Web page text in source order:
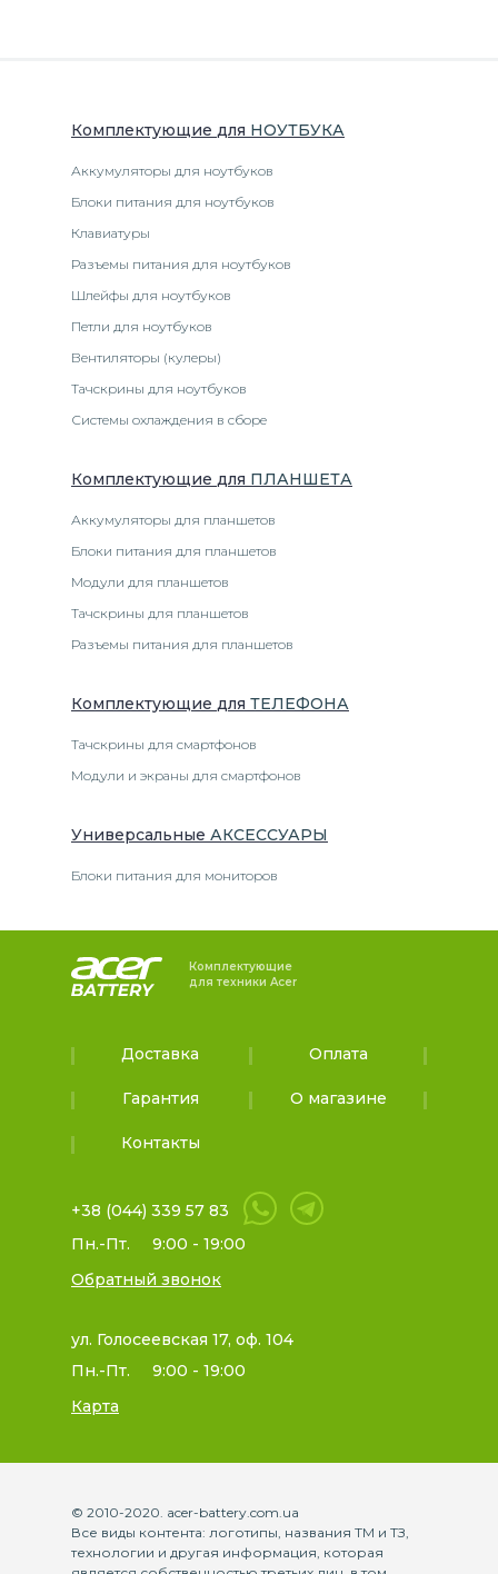
Комплектующие для НОУТБУКА
Аккумуляторы для ноутбуков
Блоки питания для ноутбуков
Клавиатуры
Разъемы питания для ноутбуков
Шлейфы для ноутбуков
Петли для ноутбуков
Вентиляторы (кулеры)
Тачскрины для ноутбуков
Системы охлаждения в сборе
Комплектующие для ПЛАНШЕТА
Аккумуляторы для планшетов
Блоки питания для планшетов
Модули для планшетов
Тачскрины для планшетов
Разъемы питания для планшетов
Комплектующие для ТЕЛЕФОНА
Тачскрины для смартфонов
Модули и экраны для смартфонов
Универсальные АКСЕССУАРЫ
Блоки питания для мониторов
Комплектующие
для техники Acer
Доставка Оплата
Гарантия О магазине
Контакты
+38 (044) 339 57 83
Пн.-Пт.
9:00 - 19:00
Обратный звонок
ул. Голосеевская 17, оф. 104
Пн.-Пт.
9:00 - 19:00
Карта
© 2010-2020. acer-battery.com.ua
Все виды контента: логотипы, названия ТМ и ТЗ,
технологии и другая информация, которая